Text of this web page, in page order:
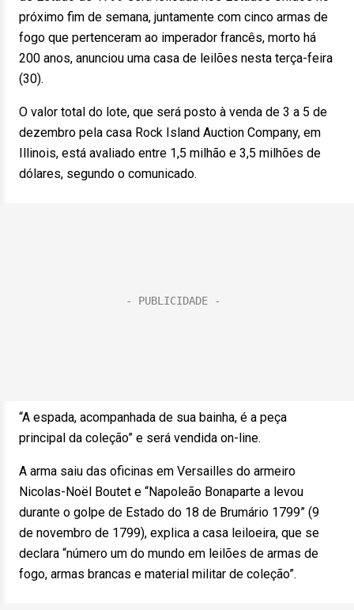
próximo fim de semana, juntamente com cinco armas de
fogo que pertenceram ao imperador francês, morto há
200 anos, anunciou uma casa de leilões nesta terça-feira
(30).
O valor total do lote, que será posto à venda de 3 a 5 de
dezembro pela casa Rock Island Auction Company, em
Illinois, está avaliado entre 1,5 milhão e 3,5 milhões de
dólares, segundo o comunicado.
“A espada, acompanhada de sua bainha, é a peça
principal da coleção” e será vendida on-line.
A arma saiu das oficinas em Versailles do armeiro
Nicolas-Noël Boutet e “Napoleão Bonaparte a levou
durante o golpe de Estado do 18 de Brumário 1799” (9
de novembro de 1799), explica a casa leiloeira, que se
declara “número um do mundo em leilões de armas de
fogo, armas brancas e material militar de coleção”.